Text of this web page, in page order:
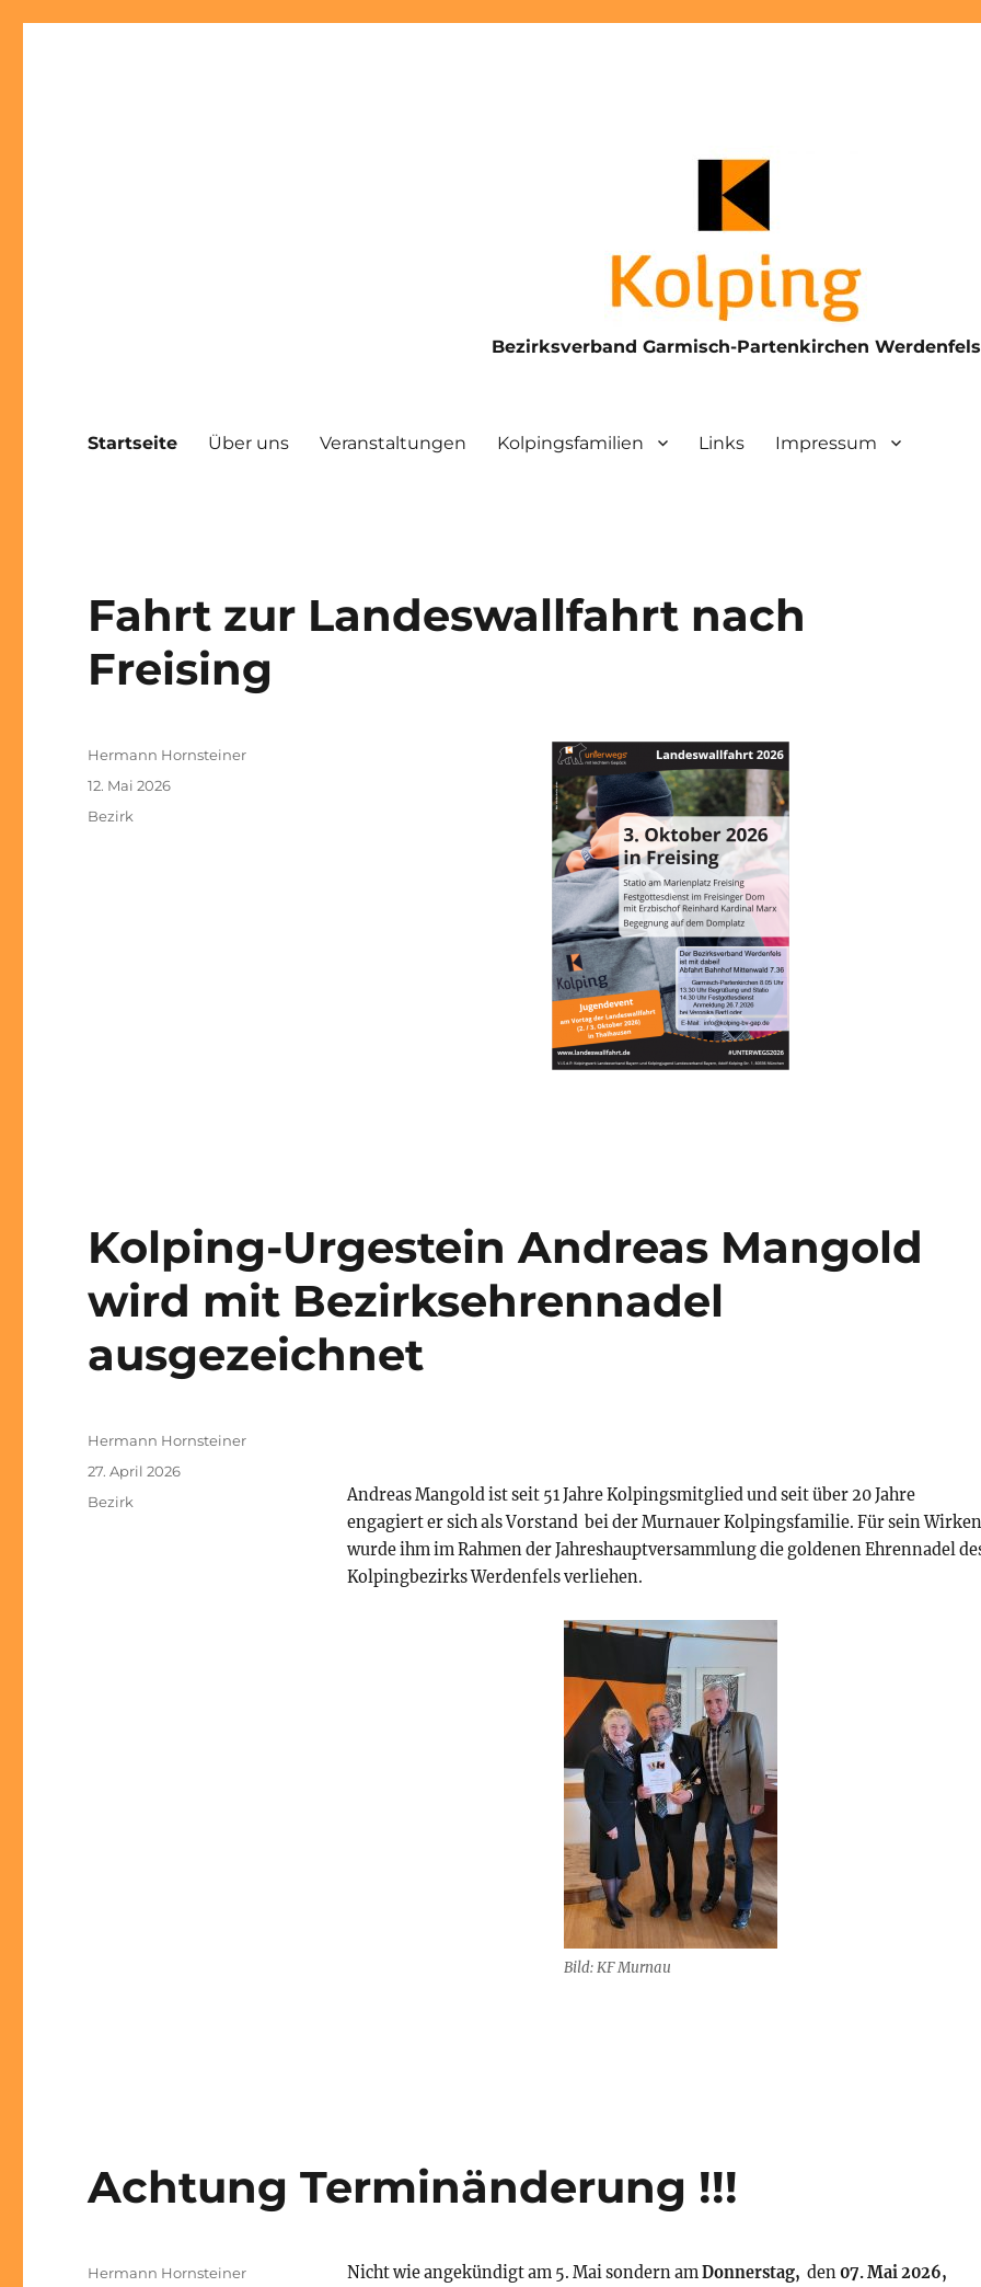
Bezirksverband Garmisch-Partenkirchen Werdenfels
Startseite Über uns Veranstaltungen Kolpingsfamilien Links Impressum
Fahrt zur Landeswallfahrt nach
Freising
Autor
Hermann Hornsteiner
Veröffentlicht
12. Mai 2026
Kategorien
Bezirk
Kolping-Urgestein Andreas Mangold
wird mit Bezirksehrennadel
ausgezeichnet
Andreas Mangold ist seit 51 Jahre Kolpingsmitglied und seit über 20 Jahre
engagiert er sich als Vorstand bei der Murnauer Kolpingsfamilie. Für sein Wirken
wurde ihm im Rahmen der Jahreshauptversammlung die goldenen Ehrennadel
Kolpingbezirks Werdenfels verliehen.
Bild: KF Murnau
Autor
Hermann Hornsteiner
Veröffentlicht
27. April 2026
Kategorien
Bezirk
Achtung Terminänderung !!!
Nicht wie angekündigt am 5. Mai sondern am Donnerstag, den 07. Mai 2026,
Autor
Hermann Hornsteiner